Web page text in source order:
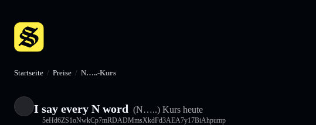
Startseite / Preise / N…..-Kurs
I say every N word (N…..) Kurs heute
5eHd6ZS1oNwkCp7mRDADMmsXkdFd3AEA7y17BiAhpump